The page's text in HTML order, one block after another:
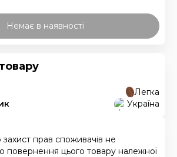
Немає в наявності
Легка
Україна
прав споживачів не
повернення цього товару належної